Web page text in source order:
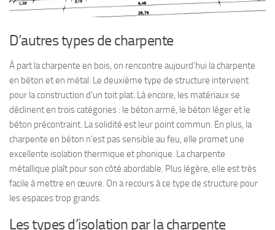
D’autres types de charpente
À part la charpente en bois, on rencontre aujourd’hui la charpente
en béton et en métal. Le deuxième type de structure intervient
pour la construction d’un toit plat. Là encore, les matériaux se
déclinent en trois catégories : le béton armé, le béton léger et le
béton précontraint. La solidité est leur point commun. En plus, la
charpente en béton n’est pas sensible au feu, elle promet une
excellente isolation thermique et phonique. La charpente
métallique plaît pour son côté abordable. Plus légère, elle est très
facile à mettre en œuvre. On a recours à ce type de structure pour
les espaces trop grands.
Les types d’isolation par la charpente